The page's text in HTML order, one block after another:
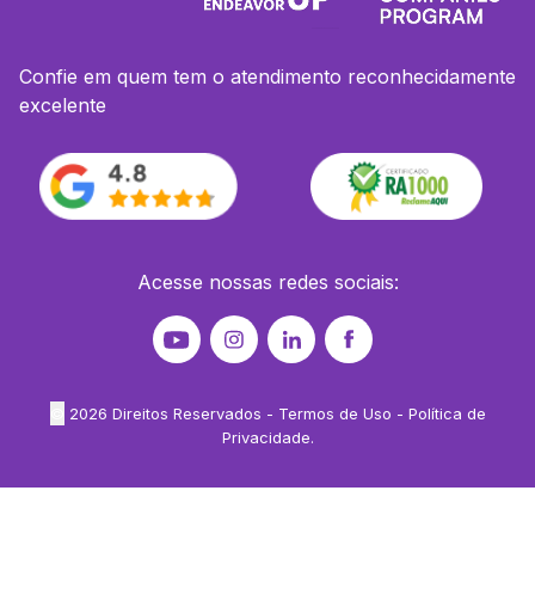
Confie em quem tem o atendimento reconhecidamente
excelente
Acesse nossas redes sociais:
2026 Direitos Reservados - Termos de Uso - Política de
Privacidade.